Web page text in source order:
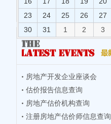
23
24 25 26 27
30
31 1 2 3
房地产开发企业座谈会
估价报告信息查询
房地产估价机构查询
注册房地产估价师信息查询